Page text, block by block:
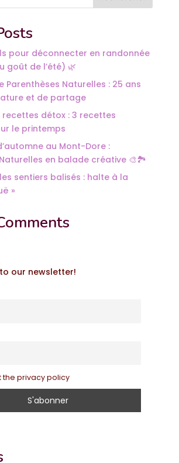
pour déconnecter en randonnée
goût de l’été) 🌿
Parenthèses Naturelles : 25 ans
et de partage
recettes détox : 3 recettes
le printemps
au Mont-Dore :
en balade créative 🎨🏞️
sentiers balisés : halte à la
»
our newsletter!
the privacy policy